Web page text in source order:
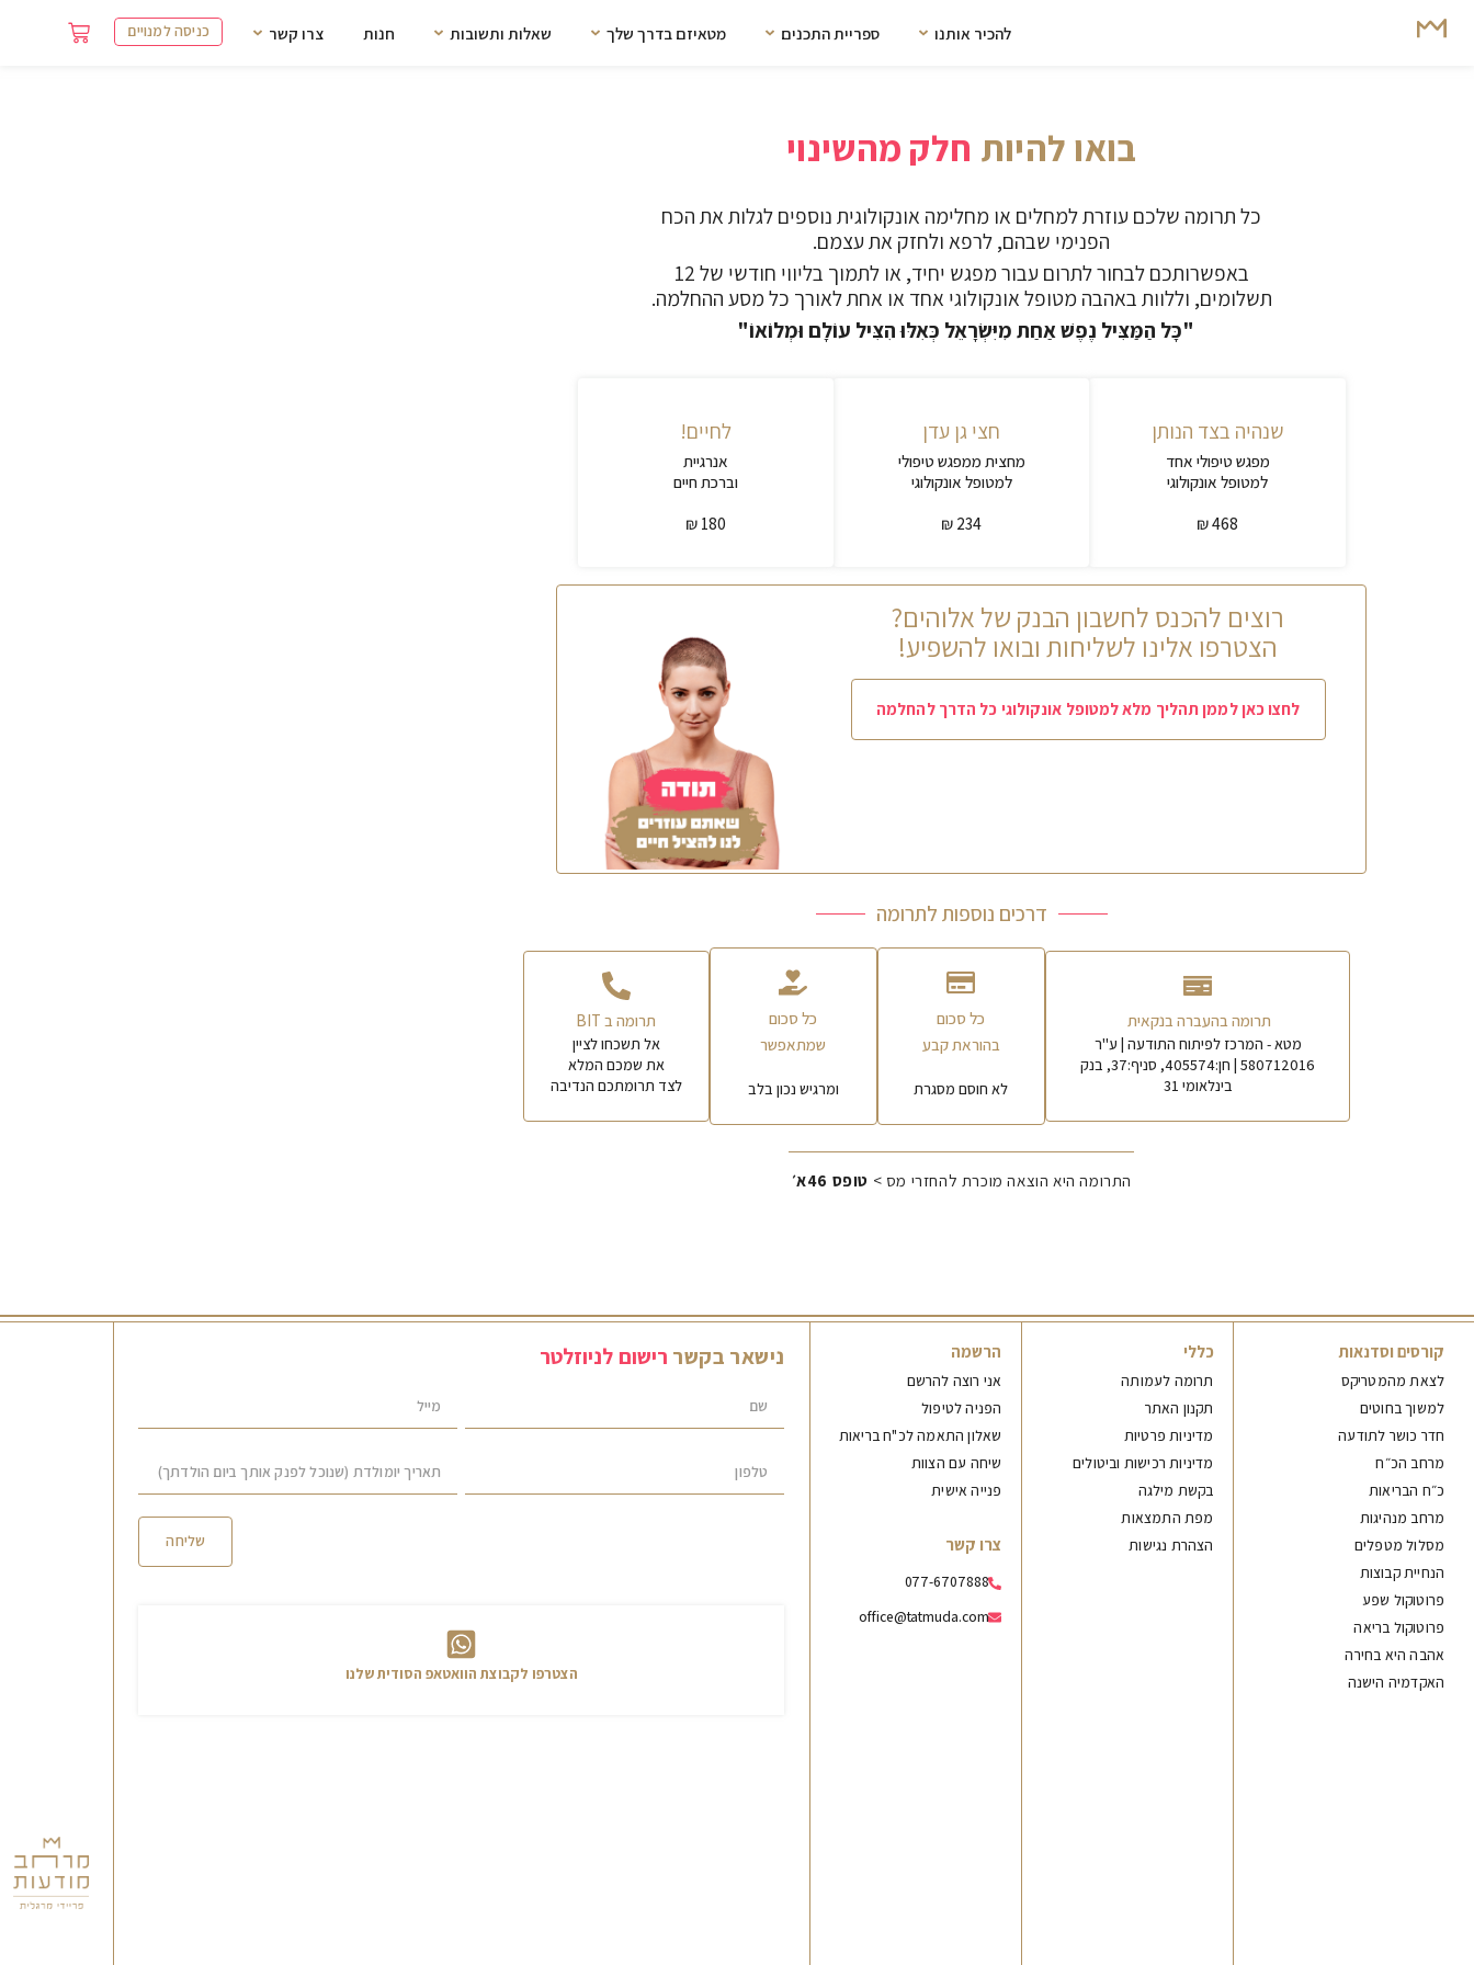
להכיר אותנו ספריית התכנים מטאיזם בדרך שלך שאלות ותשובות חנות צרו קשר כניסה למנויים
בואו להיות חלק מהשינוי
כל תרומה שלכם עוזרת למחלים או מחלימה אונקולוגית נוספים לגלות את הכח
הפנימי שבהם, לרפא ולחזק את עצמם.
באפשרותכם לבחור לתרום עבור מפגש יחיד, או לתמוך בליווי חודשי של 12
תשלומים, וללוות באהבה מטופל אונקולוגי אחד או אחת לאורך כל מסע ההחלמה.
"כָּל הַמַּצִּיל נֶפֶשׁ אַחַת מִיִּשְׂרָאֵל כְּאִלּוּ הִצִּיל עוֹלָם וּמְלוֹאוֹ"
שנהיה בצד הנותן
מפגש טיפולי אחד
למטופל אונקולוגי
468 ₪
חצי גן עדן
מחצית ממפגש טיפולי
למטופל אונקולוגי
234 ₪
לחיים!
אנרגיית
וברכת חיים
180 ₪
רוצים להכנס לחשבון הבנק של אלוהים?
הצטרפו אלינו לשליחות ובואו להשפיע!
לחצו כאן לממן תהליך מלא למטופל אונקולוגי כל הדרך להחלמה
דרכים נוספות לתרומה
תרומה ב BIT
אל תשכחו לציין
את שמכם המלא
לצד תרומתכם הנדיבה
כל סכום
שמתאפשר
ומרגיש נכון בלב
כל סכום
בהוראת קבע
לא חוסם מסגרת
תרומה בהעברה בנקאית
מטא - המרכז לפיתוח התודעה | ע"ר
580712016 | חן:405574, סניף:37, בנק
בינלאומי 31
התרומה היא הוצאה מוכרת להחזרי מס > טופס 46א׳
קורסים וסדנאות
לצאת מהמטריקס
למשוך בחוטים
חדר כושר לתודעה
מרחב הכ״ח
כ״ח הבריאות
מרחב מנהיגות
מסלול מטפלים
הנחיית קבוצות
פרוטוקול שפע
פרוטוקול בריאה
אהבה היא בחירה
האקדמיה הישנה
כללי
תרומה לעמותה
תקנון האתר
מדיניות פרטיות
מדיניות רכישות וביטולים
בקשת מילגה
מפת התמצאות
הצהרת נגישות
הרשמה
אני רוצה להרשם
הפניה לטיפול
שאלון התאמה לכ"ח בריאות
שיחה עם הצוות
פנייה אישית
צרו קשר
077-6707888
office@tatmuda.com
נישאר בקשר רישוםלניוזלטר
שליחה
הצטרפו לקבוצת הוואטאפ הסודית שלנו
אני רוצה להצטרף לקבוצה ולקבל עדכונים